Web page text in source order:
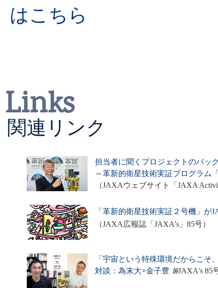
2026/03/03
2026/02/20
「人に聞く ～4号機に関
（OrigamiSat-2）インタ
2026/02/19
「人に聞く ～4号機に
（ARICA-2）インタビュ
2026/02/19
はこちら
Links
関連リンク
担当者に聞くプロジェクトのバッ
～革新的衛星技術実証プログラム
（JAXAウェブサイト「JAXA
「革新的衛星技術実証２号機」
（JAXA広報誌「JAXA's」85号）
「宇宙という特殊環境だからこそ
対談：為末大×金子豊
JAXA's 85